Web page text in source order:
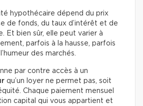
hypothécaire dépend du prix
de fonds, du taux d’intérêt et de
Et bien sûr, elle peut varier à
parfois à la hausse, parfois
des marchés.
par contre accès à un
qu’un loyer ne permet pas, soit
Chaque paiement mensuel
capital qui vous appartient et